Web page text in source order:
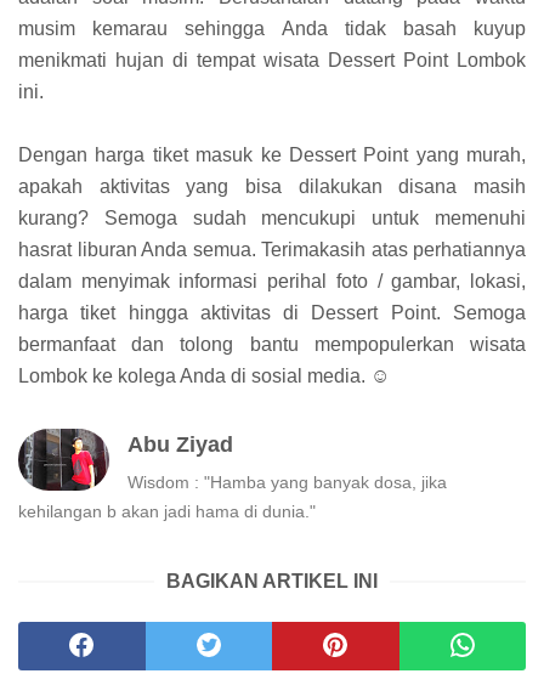
musim kemarau sehingga Anda tidak basah kuyup
menikmati hujan di tempat wisata Dessert Point Lombok
ini.
Dengan harga tiket masuk ke Dessert Point yang murah,
apakah aktivitas yang bisa dilakukan disana masih
kurang? Semoga sudah mencukupi untuk memenuhi
hasrat liburan Anda semua. Terimakasih atas perhatiannya
dalam menyimak informasi perihal foto / gambar, lokasi,
harga tiket hingga aktivitas di Dessert Point. Semoga
bermanfaat dan tolong bantu mempopulerkan wisata
Lombok ke kolega Anda di sosial media. ☺
Abu Ziyad
Wisdom : "Hamba yang banyak dosa, jika
kehilangan b akan jadi hama di dunia."
BAGIKAN ARTIKEL INI